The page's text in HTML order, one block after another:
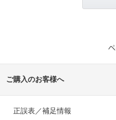
ご購入のお客様へ
正誤表／補足情報